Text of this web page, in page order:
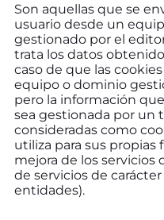
Son aquellas que se
usuario desde un
gestionado por el
trata los datos
caso de que las
equipo o dominio
pero la información
sea gestionada por un
consideradas como
utiliza para sus propias
mejora de los servicios
de servicios de
entidades).